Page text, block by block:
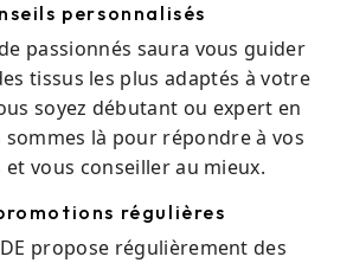
personnalisés
passionnés saura vous guider
tissus les plus adaptés à votre
soyez débutant ou expert en
là pour répondre à vos
vous conseiller au mieux.
régulières
propose régulièrement des